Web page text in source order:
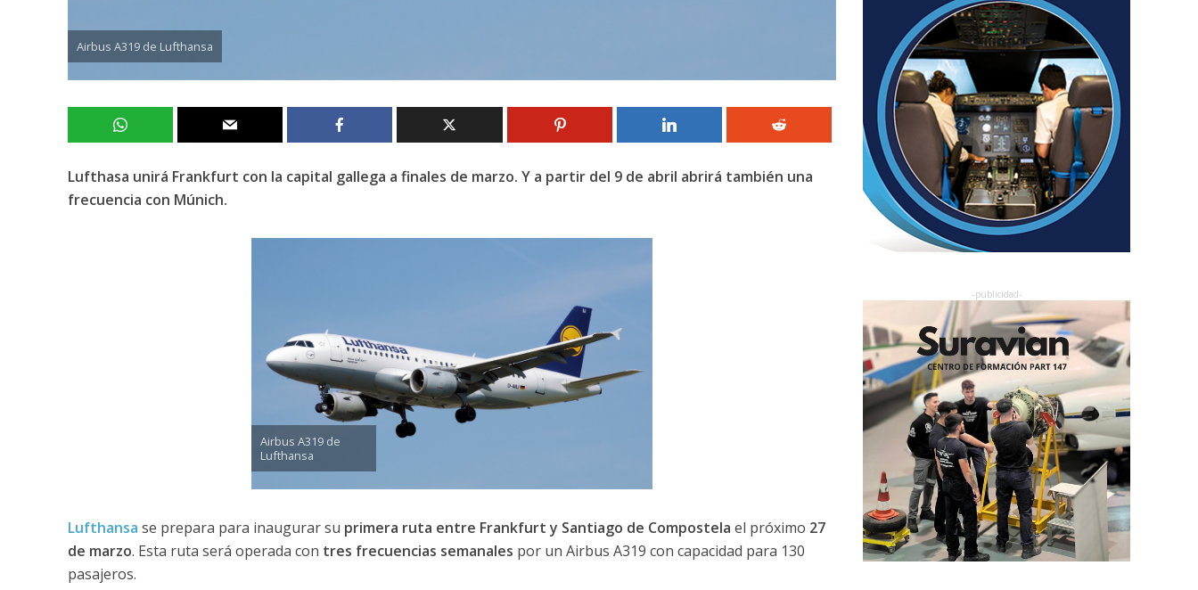
Airbus A319 de Lufthansa
Lufthasa unirá Frankfurt con la capital gallega a finales de marzo. Y a partir del 9 de abril abrirá también una
frecuencia con Múnich.
Airbus A319 de
Lufthansa
Lufthansa se prepara para inaugurar su primera ruta entre Frankfurt y Santiago de Compostela el próximo 27
de marzo. Esta ruta será operada con tres frecuencias semanales por un Airbus A319 con capacidad para 130
pasajeros.